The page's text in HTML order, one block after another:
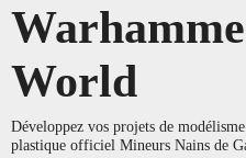
World
Développez vos projets de
plastique officiel Mineurs Nains de